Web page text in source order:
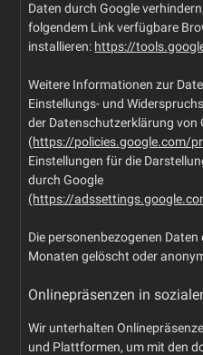
Daten durch Google
folgendem Link verfügbare
installieren: https://
Weitere Informationen zur
Einstellungs- und
der Datenschutzerklärung von
(https://policies.google.com/
Einstellungen für die
durch Google
(https://
Die personenbezogenen
Monaten gelöscht oder
Onlinepräsenzen in
Wir unterhalten
und Plattformen, um mit den